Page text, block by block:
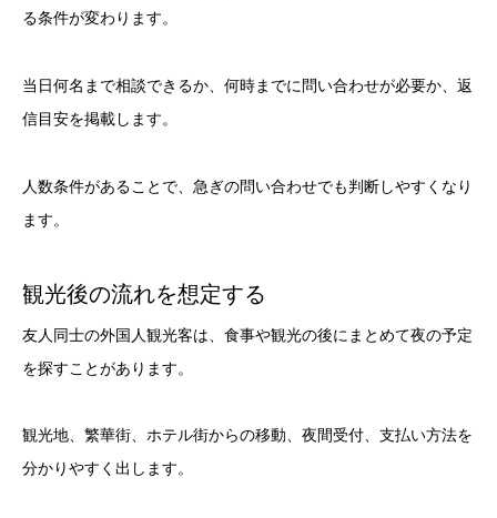
る条件が変わります。
当日何名まで相談できるか、何時までに問い合わせが必要か、返
信目安を掲載します。
人数条件があることで、急ぎの問い合わせでも判断しやすくなり
ます。
観光後の流れを想定する
友人同士の外国人観光客は、食事や観光の後にまとめて夜の予定
を探すことがあります。
観光地、繁華街、ホテル街からの移動、夜間受付、支払い方法を
分かりやすく出します。